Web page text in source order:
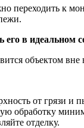
переходить к
его в идеальном
объектом
от грязи и
обработку
отделку.